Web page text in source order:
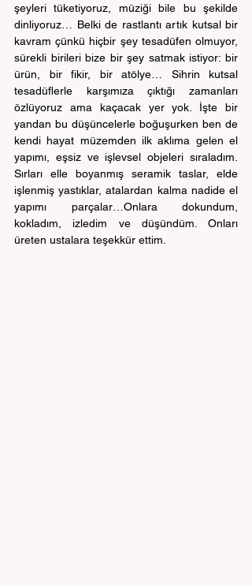
şeyleri tüketiyoruz, müziği bile bu şekilde
dinliyoruz… Belki de rastlantı artık kutsal bir
kavram çünkü hiçbir şey tesadüfen olmuyor,
sürekli birileri bize bir şey satmak istiyor: bir
ürün, bir fikir, bir atölye… Sihrin kutsal
tesadüflerle karşımıza çıktığı zamanları
özlüyoruz ama kaçacak yer yok. İşte bir
yandan bu düşüncelerle boğuşurken ben de
kendi hayat müzemden ilk aklıma gelen el
yapımı, eşsiz ve işlevsel objeleri sıraladım.
Sırları elle boyanmış seramik taslar, elde
işlenmiş yastıklar, atalardan kalma nadide el
yapımı parçalar…Onlara dokundum,
kokladım, izledim ve düşündüm. Onları
üreten ustalara teşekkür ettim.